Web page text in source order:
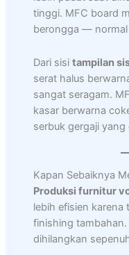
tinggi. MFC board
berongga — normal
Dari sisi tampilan
serat halus
sangat seragam.
kasar berwarna
serbuk gergaji
Kapan Sebaiknya
Produksi furnitur
lebih efisien karena
finishing
dihilangkan